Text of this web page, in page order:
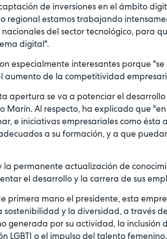
de inversiones en el ámbito
regional estamos trabajando
del sector tecnológico, para
digital".
especialmente interesantes porque
de la competitividad
apertura se va a potenciar el
Marín. Al respecto, ha explicado que
e iniciativas empresariales como ésta
a su formación, y a que
permanente actualización de
el desarrollo y la carrera de sus
primera mano el presidente, esta
y la diversidad, a través
generada por su actividad, la inclusión
LGBTI o el impulso del talento femenino.